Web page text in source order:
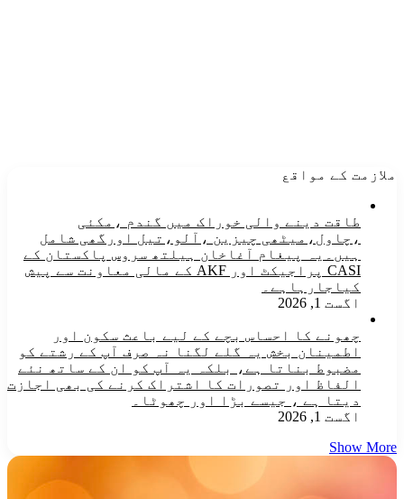
ملازمت کے مواقع
طاقت دینے والی خوراک میں گندم ،مکئی
،چاول،میٹھی چیزین ،آلو،تیل اورگھی شامل
ہیں۔یہ پیغام آغاخان ہیلتھ سروس پاکستان کے
CASI پراجیکٹ اور AKF کے مالی معاونت سے پیش
کیاجارہاہے۔
اگست 1, 2026
چھونے کا احساس بچے کے لیے باعث سکون اور
اطمینان بخش یہ گلے لگنا نہ صرف آپ کے رشتے کو
مضبوط بناتا ہے، بلکہ یہ آپ کو ان کے ساتھ نئے
الفاظ اور تصورات کا اشتراک کرنے کی بھی اجازت
دیتا ہے ، جیسے بڑا اور چھوٹا۔
اگست 1, 2026
Show More